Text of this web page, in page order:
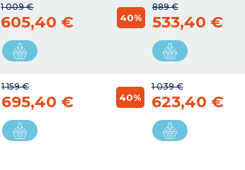
1 009 €
605,40 €
889 €
40% 533,40 €
1 159 €
695,40 €
1 039 €
40% 623,40 €